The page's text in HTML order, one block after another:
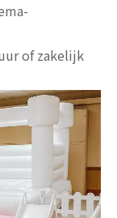
of zakelijk